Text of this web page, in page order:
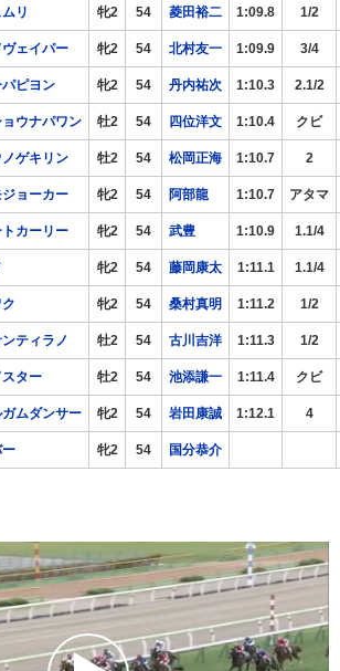
リ 牝2 54 菱田裕二 1:09.8 1/2
ヴェイパー 牝2 54 北村友一 1:09.9 3/4
ピヨン 牝2 54 丹内祐次 1:10.3 2.1/2
ウナパワン 牡2 54 四位洋文 1:10.4 クビ
ノゲキリン 牡2 54 松岡正海 1:10.7 2
ョーカー 牝2 54 阿部龍 1:10.7 アタマ
カーリー 牝2 54 武豊 1:10.9 1.1/4
牝2 54 藤岡康太 1:11.1 1.1/4
牝2 54 桑村真明 1:11.2 1/2
ティラノ 牡2 54 古川吉洋 1:11.3 1/2
ター 牡2 54 池添謙一 1:11.4 クビ
ムダンサー 牝2 54 岩田康誠 1:12.1 4
ー 牝2 54 国分恭介